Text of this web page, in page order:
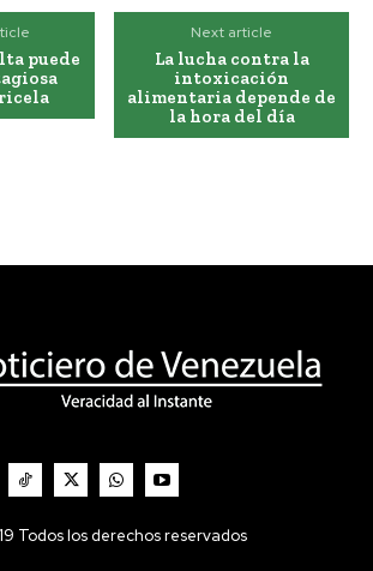
puede
Next article
La lucha contra la
intoxicación
alimentaria depende de
la hora del día
Todos los derechos reservados